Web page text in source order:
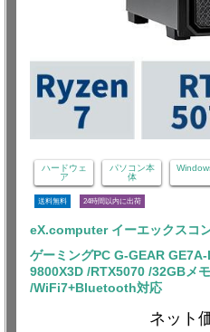
ハードウェ
ア
パソコン本
体
送料無料 24時間以内に出荷
eX.computer イーエックスコ
ゲーミングPC G-GEAR
9800X3D /RTX5070 /32GBメ
/WiFi7+Bluetooth対応
ネット